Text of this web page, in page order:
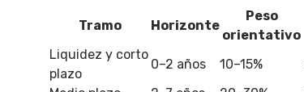
Tramo Horizonte
Peso
orientativo
Liquidez y corto
plazo
0–2 años 10–15%